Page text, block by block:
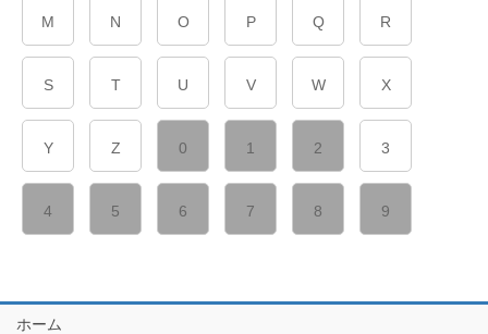
M N O P Q R
S T U V W X
Y Z 0 1 2 3
4 5 6 7 8 9
ホーム